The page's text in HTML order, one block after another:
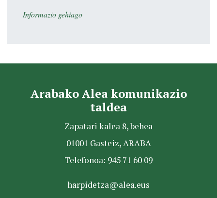
Informazio gehiago
Arabako Alea komunikazio
taldea
Zapatari kalea 8, behea
01001 Gasteiz, ARABA
Telefonoa: 945 71 60 09
harpidetza@alea.eus